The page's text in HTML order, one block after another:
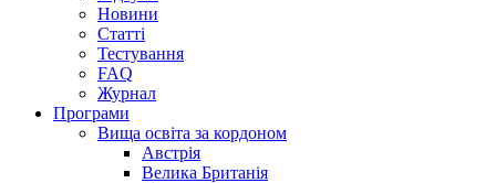
Новини
Статті
Тестування
FAQ
Журнал
Програми
Вища освіта за кордоном
Австрія
Велика Британія